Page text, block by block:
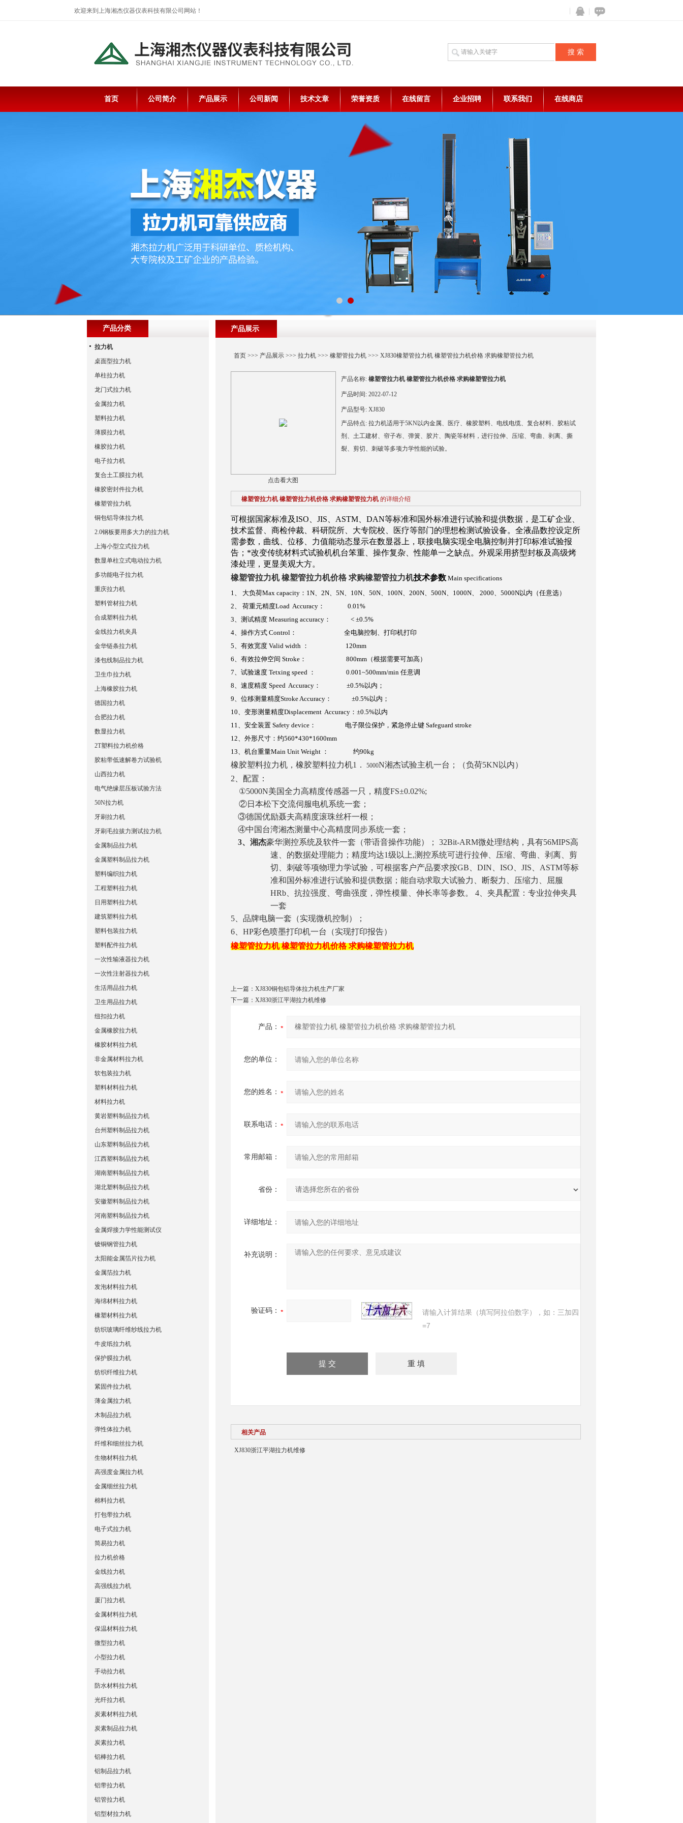
欢迎来到上海湘杰仪器仪表科技有限公司网站！
首页 公司简介 产品展示 公司新闻 技术文章 荣誉资质 在线留言 企业招聘 联系我们 在线商店
产品展示
首页>>> 产品展示>>> 拉力机>>> 橡塑管拉力机>>> XJ830橡塑管拉力机 橡塑管拉力机价格 求购橡塑管拉力机
点击看大图
产品名称: 橡塑管拉力机 橡塑管拉力机价格 求购橡塑管拉力机
产品时间: 2022-07-12
产品型号: XJ830
产品特点: 拉力机适用于5KN以内金属、医疗、橡胶塑料、电线电缆、复合材料、胶粘试
剂、土工建材、帘子布、弹簧、胶片、陶瓷等材料，进行拉伸、压缩、弯曲、剥离、撕
裂、剪切、刺破等多项力学性能的试验。
橡塑管拉力机 橡塑管拉力机价格 求购橡塑管拉力机 的详细介绍
可根据国家标准及ISO、JIS、ASTM、DAN等标准和国外标准进行试验和提供数据，是工矿企业、
技术监督、商检仲裁、科研院所、大专院校、医疗等部门的理想检测试验设备。全液晶数控设定所
需参数，曲线、位移、力值能动态显示在数显器上，联接电脑实现全电脑控制并打印标准试验报
告；*改变传统材料式试验机机台笨重、操作复杂、性能单一之缺点。外观采用挤型封板及高级烤
漆处理，更显美观大方。
橡塑管拉力机 橡塑管拉力机价格 求购橡塑管拉力机技术参数Main specifications
1、 大负荷Max capacity：1N、2N、5N、10N、50N、100N、200N、500N、1000N、 2000、5000N以内 （任意选）
2、 荷重元精度Load Accuracy：
0.01%
3、测试精度Measuring accuracy：
< ±0.5%
4、操作方式Control：
全电脑控制、打印机打印
5、有效宽度Valid width ：
120mm
6、有效拉伸空间 Stroke： 800mm（根据需要可加高）
7、试验速度Tetxing speed ： 0.001~500mm/min 任意调
8、速度精度Speed Accuracy： ±0.5%以内；
9、位移测量精度Stroke Accuracy： ±0.5%以内；
10、变形测量精度Displacement Accuracy： ±0.5%以内
11、安全装置Safety device： 电子限位保护，紧急停止键Safeguard stroke
12、外形尺寸：约560*430*1600mm
13、机台重量Main Unit Weight ： 约90kg
橡胶塑料拉力机，橡胶塑料拉力机1 ． 5000N湘杰试验主机一台；（负荷5KN以内）
2 、配置：
①5000N美国全力高精度传感器一只，精度FS±0.02%;
②日本松下交流伺服电机系统一套；
③德国优励聂夫高精度滚珠丝杆一根；
④中国台湾湘杰测量中心高精度同步系统一套；
3、湘杰豪华测控系统及软件一套（带语音操作功能）； 32Bit-ARM微处理结构，具有56MIPS高
速、的数据处理能力；精度均达1级以上,测控系统可进行拉伸、压缩、弯曲、剥离、剪
切、刺破等项物理力学试验，可根据客户产品要求按GB、DIN、ISO、JIS、ASTM等标
准和国外标准进行试验和提供数据；能自动求取大试验力、断裂力、压缩力、屈服
HRb、抗拉强度、弯曲强度，弹性模量、伸长率等参数。
4、夹具配置：专业拉伸夹具
一套
5、品牌电脑一套（实现微机控制）；
6、HP彩色喷墨打印机一台（实现打印报告）
橡塑管拉力机 橡塑管拉力机价格 求购橡塑管拉力机
上一篇： XJ830铜包铝导体拉力机生产厂家
下一篇： XJ830浙江平湖拉力机维修
产品：
您的单位：
您的姓名：
联系电话：
常用邮箱：
省份：
详细地址：
补充说明：
验证码：
请输入计算结果（填写阿拉伯数字），如：三加四
=7
相关产品
XJ830浙江平湖拉力机维修
产品分类
拉力机
桌面型拉力机
单柱拉力机
龙门式拉力机
金属拉力机
塑料拉力机
薄膜拉力机
橡胶拉力机
电子拉力机
复合土工膜拉力机
橡胶密封件拉力机
橡塑管拉力机
铜包铝导体拉力机
2.0钢板要用多大力的拉力机
上海小型立式拉力机
数显单柱立式电动拉力机
多功能电子拉力机
重庆拉力机
塑料管材拉力机
合成塑料拉力机
金线拉力机夹具
金华链条拉力机
漆包线制品拉力机
卫生巾拉力机
上海橡胶拉力机
德国拉力机
合肥拉力机
数显拉力机
2T塑料拉力机价格
胶粘带低速解卷力试验机
山西拉力机
电气绝缘层压板试验方法
50N拉力机
牙刷拉力机
牙刷毛拉拔力测试拉力机
金属制品拉力机
金属塑料制品拉力机
塑料编织拉力机
工程塑料拉力机
日用塑料拉力机
建筑塑料拉力机
塑料包装拉力机
塑料配件拉力机
一次性输液器拉力机
一次性注射器拉力机
生活用品拉力机
卫生用品拉力机
纽扣拉力机
金属橡胶拉力机
橡胶材料拉力机
非金属材料拉力机
软包装拉力机
塑料材料拉力机
材料拉力机
黄岩塑料制品拉力机
台州塑料制品拉力机
山东塑料制品拉力机
江西塑料制品拉力机
湖南塑料制品拉力机
湖北塑料制品拉力机
安徽塑料制品拉力机
河南塑料制品拉力机
金属焊接力学性能测试仪
镀铜钢管拉力机
太阳能金属箔片拉力机
金属箔拉力机
发泡材料拉力机
海绵材料拉力机
橡塑材料拉力机
纺织玻璃纤维纱线拉力机
牛皮纸拉力机
保护膜拉力机
纺织纤维拉力机
紧固件拉力机
薄金属拉力机
木制品拉力机
弹性体拉力机
纤维和细丝拉力机
生物材料拉力机
高强度金属拉力机
金属细丝拉力机
棉料拉力机
打包带拉力机
电子式拉力机
简易拉力机
拉力机价格
金线拉力机
高强线拉力机
厦门拉力机
金属材料拉力机
保温材料拉力机
微型拉力机
小型拉力机
手动拉力机
防水材料拉力机
光纤拉力机
炭素材料拉力机
炭素制品拉力机
炭素拉力机
铝棒拉力机
铝制品拉力机
铝带拉力机
铝管拉力机
铝型材拉力机